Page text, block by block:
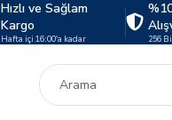
Hızlı ve Sağlam
Kargo
Hafta içi 16:00'a kadar 256